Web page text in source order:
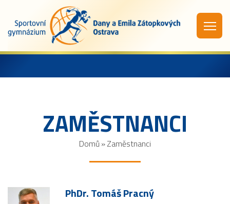
ZAMĚSTNANCI
Domů »Zaměstnanci
PhDr. Tomáš Pracný